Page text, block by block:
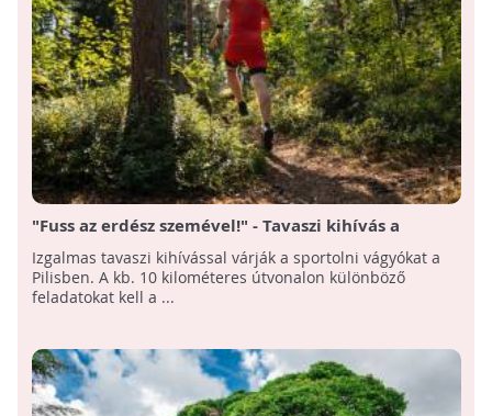
"Fuss az erdész szemével!" - Tavaszi kihívás a
Pilisben
Izgalmas tavaszi kihívással várják a sportolni vágyókat a
Pilisben. A kb. 10 kilométeres útvonalon különböző
feladatokat kell a ...